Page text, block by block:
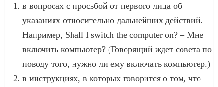
в вопросах с просьбой от первого лица об
указаниях относительно дальнейших действий.
Например, Shall I switch the computer on? – Мне
включить компьютер? (Говорящий ждет совета по
поводу того, нужно ли ему включать компьютер.)
в инструкциях, в которых говорится о том, что